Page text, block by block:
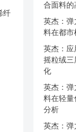
纤
合面料的
英杰：弹
料在都市
英杰：应
摇粒绒三
化
英杰：弹
料在轻量
分析
英杰：弹